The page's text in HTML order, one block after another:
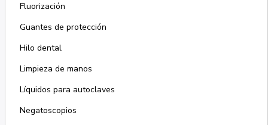
Fluorización
Guantes de protección
Hilo dental
Limpieza de manos
Líquidos para autoclaves
Negatoscopios